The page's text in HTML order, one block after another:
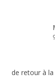
de retour à